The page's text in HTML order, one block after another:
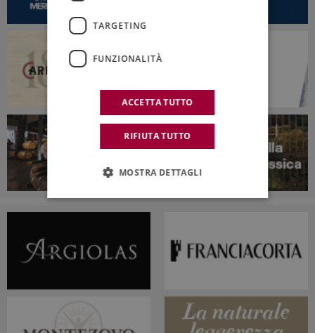
TARGETING
FUNZIONALITÀ
ACCETTA TUTTO
RIFIUTA TUTTO
MOSTRA DETTAGLI